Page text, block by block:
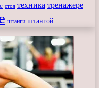
стоя техника тренажере
штанги штангой